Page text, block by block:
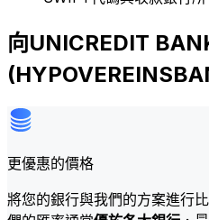
向UNICREDIT
更優惠的價格
將您的銀行與我們的方案進行